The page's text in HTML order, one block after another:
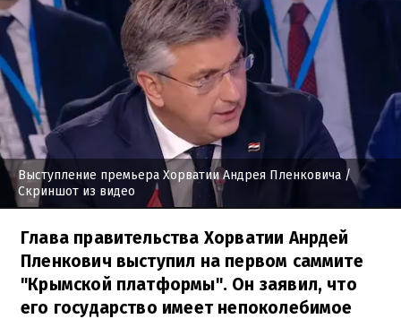
Выступление премьера Хорватии Андрея Пленковича /
Скриншот из видео
Глава правительства Хорватии Анрдей
Пленкович выступил на первом саммите
"Крымской платформы". Он заявил, что
его государство имеет непоколебимое